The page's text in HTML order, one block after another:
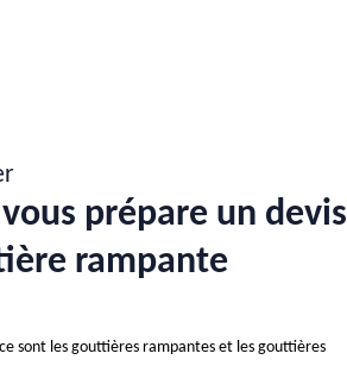
prépare un devis
rampante
sont les gouttières rampantes et les gouttières